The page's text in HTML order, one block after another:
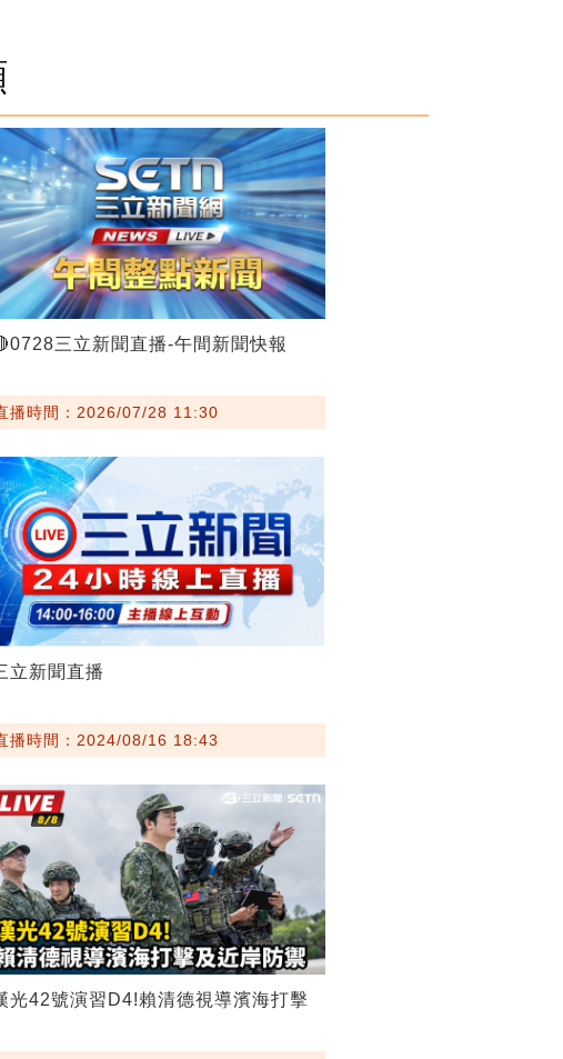
三立新聞直播-午間新聞快報
播時間：2026/07/28 11:30
立新聞直播
播時間：2024/08/16 18:43
光42號演習D4!賴清德視導濱海打擊